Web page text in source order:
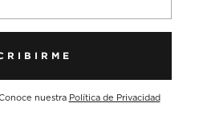
nuestra Política de Privacidad